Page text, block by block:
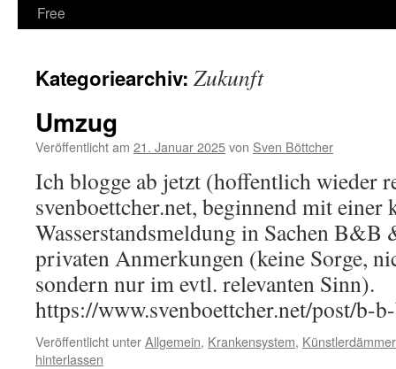
Free
Kategoriearchiv: Zukunft
Umzug
Veröffentlicht am 21. Januar 2025von Sven Böttcher
Ich blogge ab jetzt (hoffentlich wieder
svenboettcher.net, beginnend mit einer
Wasserstandsmeldung in Sachen B&B
privaten Anmerkungen (keine Sorge,
sondern nur im evtl. relevanten Sinn).
https://www.svenboettcher.net/post/b-
Veröffentlicht unterAllgemein, Krankensystem,
hinterlassen